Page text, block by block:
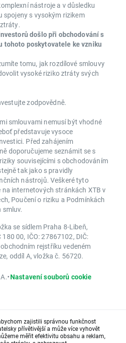
nástroje a v důsledku
s vysokým rizikem
došlo při obchodování s
tohoto poskytovatele ke vzniku
tomu, jak rozdílové smlouvy
vysoké riziko ztráty svých
zodpovědně.
smlouvami nemusí být vhodné
představuje vysoce
Před zahájením
doporučujeme seznámit se s
souvisejícími s obchodováním
tak jako s pravidly
nástrojů. Veškeré tyto
internetových stránkách XTB v
Poučení o riziku a Podmínkách
smluv.
se sídlem Praha 8-Libeň,
00, IČO: 27867102, DIČ:
rejstříku vedeném
oddíl A, vložka č. 56720.
•Nastavení souborů cookie
zajistili správnou funkčnost
přívětivější a může více vyhovět
měřit efektivitu obsahu a reklam,